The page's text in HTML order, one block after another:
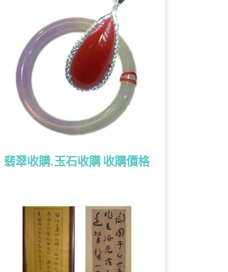
翡翠收購.玉石收購 收購價格